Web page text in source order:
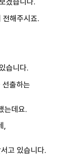
전해주시죠.
습니다.
출하는
는데요.
,
고 있습니다.